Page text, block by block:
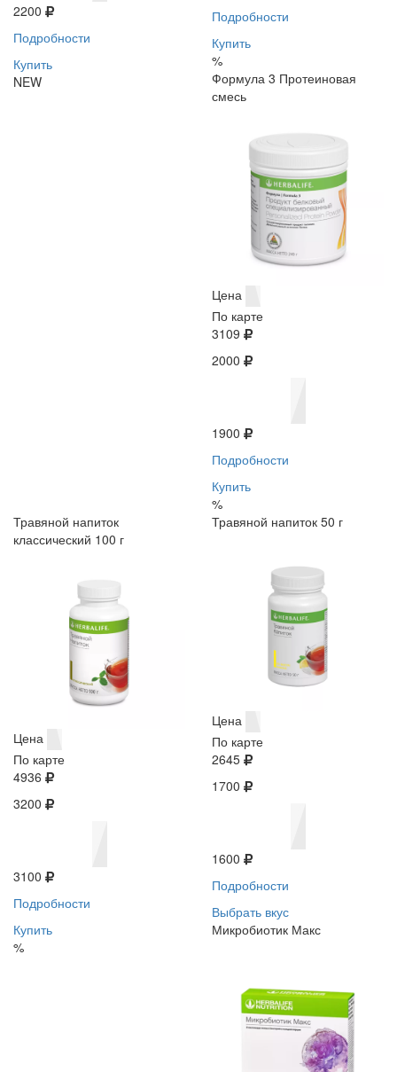
2200
Подробности
Купить
NEW
Подробности
Купить
%
Формула 3 Протеиновая
смесь
Цена
По карте
3109
2000
1900
Подробности
Купить
%
Травяной напиток
классический 100 г
Цена
По карте
4936
3200
3100
Подробности
Купить
%
Травяной напиток 50 г
Цена
По карте
2645
1700
1600
Подробности
Выбрать вкус
Микробиотик Макс